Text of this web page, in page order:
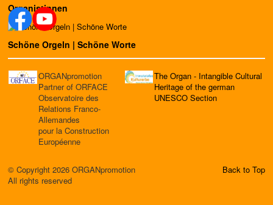
Organistinnen
Schöne Orgeln | Schöne Worte
ORGANpromotion
Partner of ORFACE
Observatoire des
Relations Franco-
Allemandes
pour la Construction
Européenne
The Organ - Intangible Cultural
Heritage of the german
UNESCO Section
© Copyright 2026 ORGANpromotion
All rights reserved
Back to Top